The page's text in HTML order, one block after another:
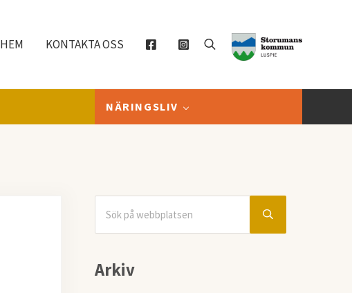
HEM KONTAKTA OSS Sök
NÄRINGSLIV
Sidebar
Submit search
Arkiv